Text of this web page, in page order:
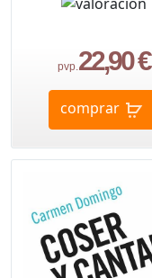
pvp.22,90 €
comprar